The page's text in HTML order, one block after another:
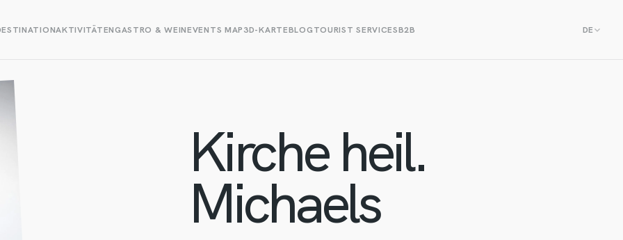
AKTIVITÄTENGASTRO & WEINEVENTS MAP3D-KARTEBLOGTOURIST SERVICESB2B DE
Kirche heil.
Michaels